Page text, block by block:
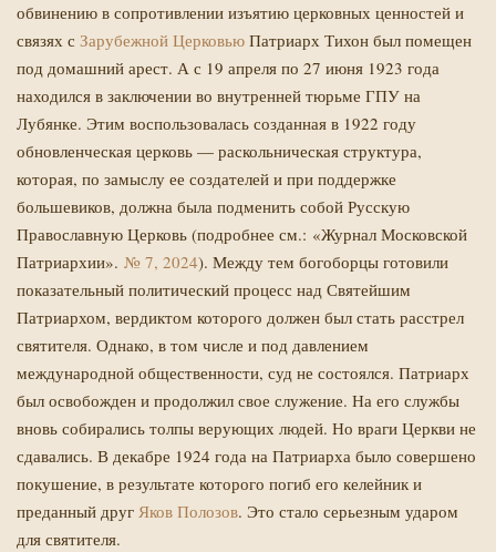
обвинению в сопротивлении изъятию церковных ценностей и
связях с Зарубежной Церковью Патриарх Тихон был помещен
под домашний арест. А с 19 апреля по 27 июня 1923 года
находился в заключении во внутренней тюрьме ГПУ на
Лубянке. Этим воспользовалась созданная в 1922 году
обновленческая церковь — раскольническая структура,
которая, по замыслу ее создателей и при поддержке
большевиков, должна была подменить собой Русскую
Православную Церковь (подробнее см.: «Журнал Московской
Патриархии». № 7, 2024). Между тем богоборцы готовили
показательный политический процесс над Святейшим
Патриархом, вердиктом которого должен был стать расстрел
святителя. Однако, в том числе и под давлением
международной общественности, суд не состоялся. Патриарх
был освобожден и продолжил свое служение. На его службы
вновь собирались толпы верующих людей. Но враги Церкви не
сдавались. В декабре 1924 года на Патриарха было совершено
покушение, в результате которого погиб его келейник и
преданный друг Яков Полозов. Это стало серьезным ударом
для святителя.